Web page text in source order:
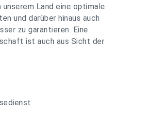
Land eine optimale
und darüber hinaus auch
zu garantieren. Eine
ist auch aus Sicht der